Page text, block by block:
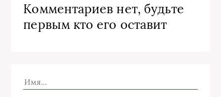
Комментариев нет, будьте
первым кто его оставит